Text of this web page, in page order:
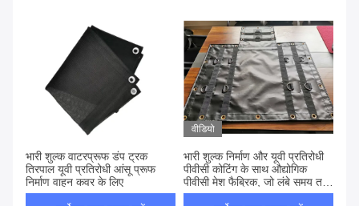
भारी शुल्क वाटरप्रूफ डंप ट्रक
तिरपाल यूवी प्रतिरोधी आंसू प्रूफ
निर्माण वाहन कवर के लिए
वीडियो
भारी शुल्क निर्माण और यूवी प्रतिरोधी
पीवीसी कोटिंग के साथ औद्योगिक
पीवीसी मेश फैब्रिक, जो लंबे समय तक
बाहरी उपयोग और लोड सुरक्षा के लिए